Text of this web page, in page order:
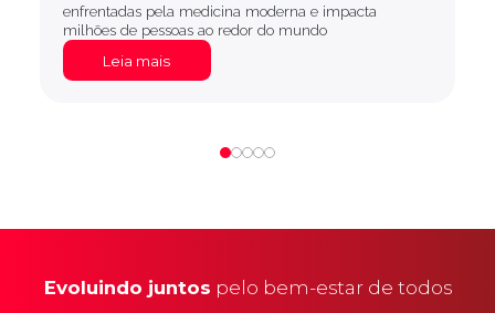
enfrentadas pela medicina moderna e impacta
milhões de pessoas ao redor do mundo
Leia mais
Evoluindo juntos pelo bem-estar de todos